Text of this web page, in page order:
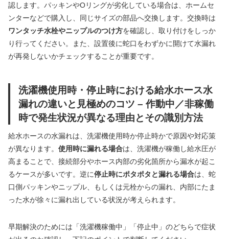
認します。パッキンやOリングが劣化している場合は、ホームセ
ンターなどで購入し、同じサイズの部品へ交換します。交換時は
ワンタッチ水栓やニップルのつけ方を確認し、取り付けをしっか
り行ってください。また、設置後に蛇口をわずかに開けて水漏れ
が再発しないかチェックすることが重要です。
洗濯機使用時・停止時における給水ホース水
漏れの違いと見極めのコツ – 作動中／非稼働
時で発生状況が異なる理由とその識別方法
給水ホースの水漏れは、洗濯機使用時か停止時かで原因や対応策
が異なります。 使用時に漏れる場合は、洗濯機が稼働し給水圧が
高まることで、接続部分やホース内部の劣化箇所から漏水が起こ
るケースが多いです。逆に停止時にポタポタと漏れる場合は、蛇
口側パッキンやニップル、もしくは元栓からの漏れ、内部にたま
った水が徐々に漏れ出している状況が考えられます。
早期解決のためには「洗濯機稼働中」「停止中」のどちらで症状